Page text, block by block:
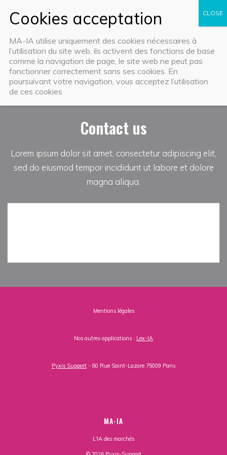
to
content
CONTACT
Contact us
Lorem ipsum dolor sit amet, consectetur adipiscing elit,
sed do eiusmod tempor incididunt ut labore et dolore
magna aliqua.
MA-IA
L'IA des marchés
Mentions légales
Nos autres applications : Lex-IA
Pyxis Support - 80 Rue Saint-Lazare 75009 Paris
MA-IA utilise uniquement des cookies nécessaires à
l’utilisation du site web, ils activent des fonctions de base
comme la navigation de page, le site web ne peut pas
fonctionner correctement sans ses cookies. En
poursuivant votre navigation, vous acceptez l’utilisation
de ces cookies